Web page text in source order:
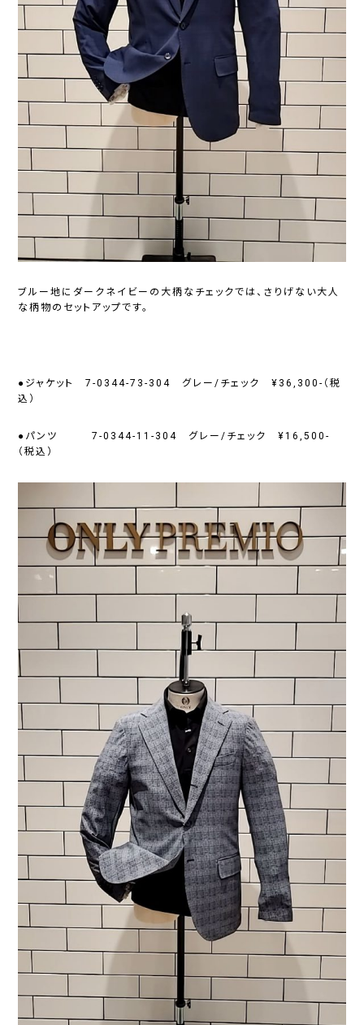
ブルー地にダークネイビーの大柄なチェックでは、さりげない大人
な柄物のセットアップです。
●ジャケット 7-0344-73-304 グレー/チェック ¥36,300-（税
込）
●パンツ 7-0344-11-304 グレー/チェック ¥16,500-
（税込）